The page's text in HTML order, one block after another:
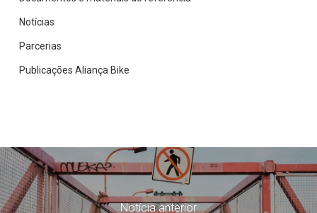
Notícias
Parcerias
Publicações Aliança Bike
Notícia anterior